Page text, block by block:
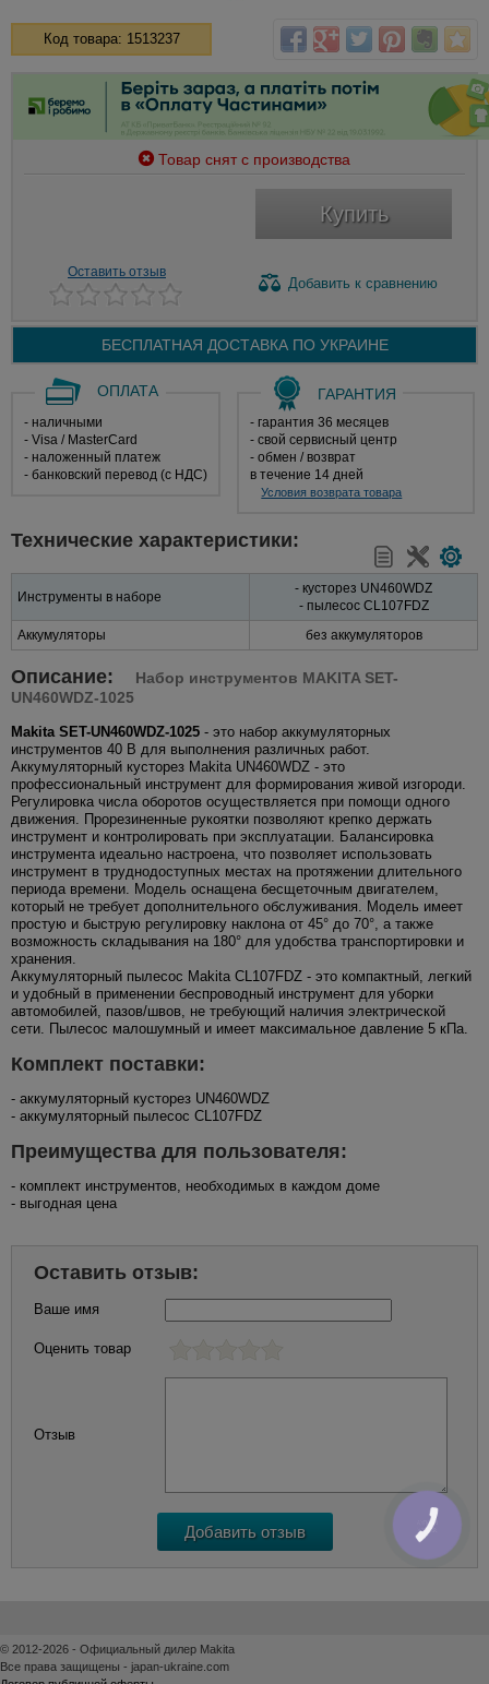
Код товара: 1513237
Товар снят с производства
Купить
Оставить отзыв
Добавить к сравнению
БЕСПЛАТНАЯ ДОСТАВКА ПО УКРАИНЕ
ОПЛАТА
- наличными
- Visa / MasterCard
- наложенный платеж
- банковский перевод (с НДС)
ГАРАНТИЯ
- гарантия 36 месяцев
- свой сервисный центр
- обмен / возврат
в течение 14 дней
Условия возврата товара
Технические характеристики:
Инструменты в наборе
- кусторез UN460WDZ
- пылесос CL107FDZ
Аккумуляторы
без аккумуляторов
Описание:
Набор инструментов MAKITA SET-
UN460WDZ-1025
Makita SET-UN460WDZ-1025 - это набор аккумуляторных
инструментов 40 В для выполнения различных работ.
Аккумуляторный кусторез Makita UN460WDZ - это
профессиональный инструмент для формирования живой изгороди.
Регулировка числа оборотов осуществляется при помощи одного
движения. Прорезиненные рукоятки позволяют крепко держать
инструмент и контролировать при эксплуатации. Балансировка
инструмента идеально настроена, что позволяет использовать
инструмент в труднодоступных местах на протяжении длительного
периода времени. Модель оснащена бесщеточным двигателем,
который не требует дополнительного обслуживания. Модель имеет
простую и быструю регулировку наклона от 45° до 70°, а также
возможность складывания на 180° для удобства транспортировки и
хранения.
Аккумуляторный пылесос Makita CL107FDZ - это компактный, легкий
и удобный в применении беспроводный инструмент для уборки
автомобилей, пазов/швов, не требующий наличия электрической
сети. Пылесос малошумный и имеет максимальное давление 5 кПа.
Комплект поставки:
- аккумуляторный кусторез UN460WDZ
- аккумуляторный пылесос CL107FDZ
Преимущества для пользователя:
- комплект инструментов, необходимых в каждом доме
- выгодная цена
Оставить отзыв:
Ваше имя
Оценить товар
Отзыв
© 2012-2026 - Официальный дилер Makita
Все права защищены - japan-ukraine.com
КНОПКА
ЗВ'ЯЗКУ